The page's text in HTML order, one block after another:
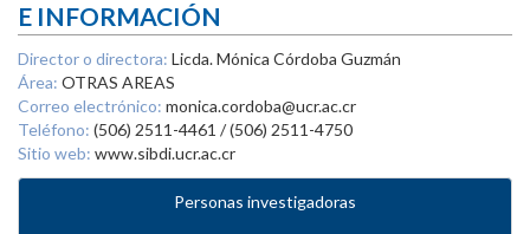
E INFORMACIÓN
Director o directora: Licda. Mónica Córdoba Guzmán
Área: OTRAS AREAS
Correo electrónico: monica.cordoba@ucr.ac.cr
Teléfono: (506) 2511-4461 / (506) 2511-4750
Sitio web: www.sibdi.ucr.ac.cr
Personas investigadoras